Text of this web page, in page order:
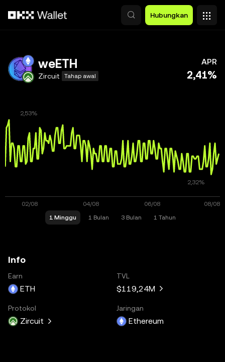
Hubungkan
weETH
Zircuit Tahap awal
APR
2,41%
1 Minggu 1 Bulan 3 Bulan 1 Tahun
Info
Earn
ETH
TVL
$119,24M
Protokol
Zircuit
Jaringan
Ethereum